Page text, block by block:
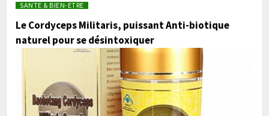
SANTE & BIEN-ETRE
Le Cordyceps Militaris, puissant Anti-biotique
naturel pour se désintoxiquer